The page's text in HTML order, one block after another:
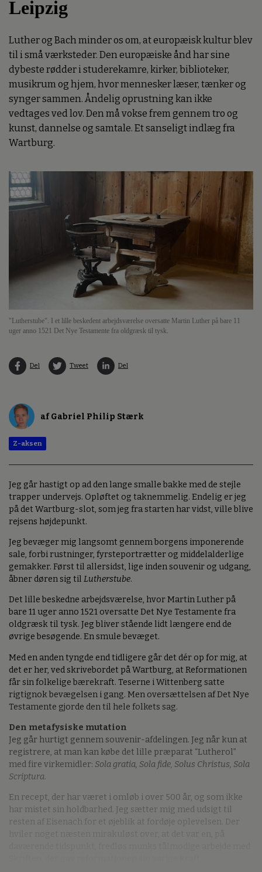
Leipzig
Luther og Bach minder os om, at europæisk kultur blev
til i små værksteder. Den europæiske ånd har sine
dybeste rødder i studerekamre, kirker, biblioteker,
musikrum og hjem, hvor mennesker læser, tænker og
synger sammen. Åndelig oprustning kan ikke
vedtages ved lov. Den må vokse frem gennem tro og
kunst, dannelse og samtale. Et sanseligt indlæg fra
Wartburg.
"Lutherstube". I et lille beskedent arbejdsværelse oversatte Martin Luther på bare 11
uger anno 1521 Det Nye Testamente fra oldgræsk til tysk.
Del Tweet Del
af Gabriel Philip Stærk
Z-aksen
Jeg går hastigt op ad den lange smalle bakke med de stejle
trapper undervejs. Opløftet og taknemmelig. Endelig er jeg
på det Wartburg-slot, som jeg fra starten har vidst, ville blive
rejsens højdepunkt.
Jeg bevæger mig langsomt gennem borgens imponerende
sale, forbi rustninger, fyrsteportrætter og middelalderlige
gemakker. Først til allersidst, lige inden souvenir og udgang,
åbner døren sig til Lutherstube.
Det lille beskedne arbejdsværelse, hvor Martin Luther på
bare 11 uger anno 1521 oversatte Det Nye Testamente fra
oldgræsk til tysk. Jeg bliver stående lidt længere end de
øvrige besøgende. En smule bevæget.
Med en anden tyngde end tidligere går det dér op for mig, at
det er her, ved skrivebordet på Wartburg, at Reformationen
får sin folkelige bærekraft. Teserne i Wittenberg satte
rigtignok bevægelsen i gang. Men oversættelsen af Det Nye
Testamente gjorde den til hele folkets sag.
Den metafysiske mutation
Jeg går hurtigt gennem souvenir-afdelingen. Jeg når kun at
registrere, at man kan købe det lille præparat “Lutherol”
med fire virkemidler: Sola gratia, Sola fide, Solus Christus, Sola
Scriptura.
En recept, der har været i omløb i over 500 år, og som ikke
har mistet sin holdbarhed. Jeg sætter mig med udsigt til
resten af Eisenach for et øjeblik at fordøje oplevelsen. Der